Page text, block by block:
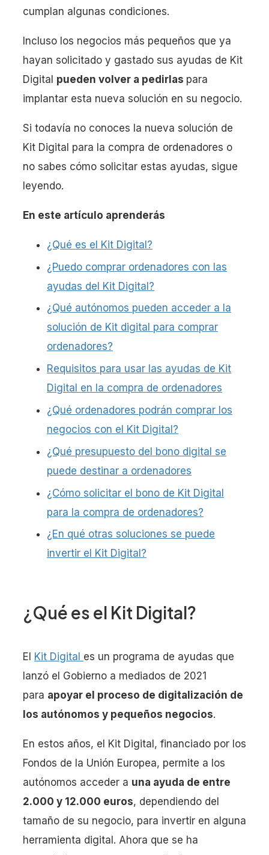
cumplan algunas condiciones.
Incluso los negocios más pequeños que ya
hayan solicitado y gastado sus ayudas de Kit
Digital pueden volver a pedirlas para
implantar esta nueva solución en su negocio.
Si todavía no conoces la nueva solución de
Kit Digital para la compra de ordenadores o
no sabes cómo solicitar estas ayudas, sigue
leyendo.
En este artículo aprenderás
¿Qué es el Kit Digital?
¿Puedo comprar ordenadores con las
ayudas del Kit Digital?
¿Qué autónomos pueden acceder a la
solución de Kit digital para comprar
ordenadores?
Requisitos para usar las ayudas de Kit
Digital en la compra de ordenadores
¿Qué ordenadores podrán comprar los
negocios con el Kit Digital?
¿Qué presupuesto del bono digital se
puede destinar a ordenadores
¿Cómo solicitar el bono de Kit Digital
para la compra de ordenadores?
¿En qué otras soluciones se puede
invertir el Kit Digital?
¿Qué es el Kit Digital?
El Kit Digital es un programa de ayudas que
lanzó el Gobierno a mediados de 2021
para apoyar el proceso de digitalización de
los autónomos y pequeños negocios.
En estos años, el Kit Digital, financiado por los
Fondos de la Unión Europea, permite a los
autónomos acceder a una ayuda de entre
2.000 y 12.000 euros, dependiendo del
tamaño de su negocio, para invertir en alguna
herramienta digital. Ahora que se ha